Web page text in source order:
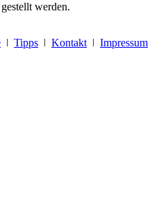
werden.
ǀ Tipps ǀ Kontakt ǀ Impressum